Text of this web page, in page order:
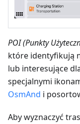
POI (Punkty
które identyfikują
lub interesujące
specjalnymi
OsmAnd i
Aby wyznaczyć